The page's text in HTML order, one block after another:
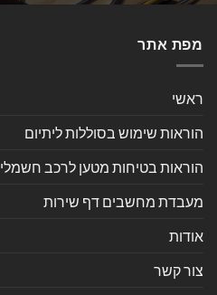
מפת אתר
ראשי
הוראות שימוש בסוללות ליתיום
הוראות בטיחות מטען לרכב חשמלי
מעבדת מחשבים דף שירות
אודות
צור קשר